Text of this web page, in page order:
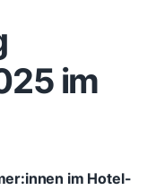
im
im Hotel-